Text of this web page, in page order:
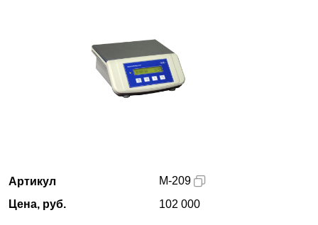
Партнеры
Артикул
Цена, руб.
М-209
102 000